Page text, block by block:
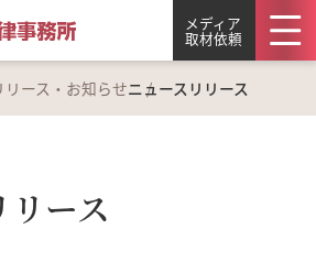
メディア
取材依頼
リース・お知らせニュースリリース
ース